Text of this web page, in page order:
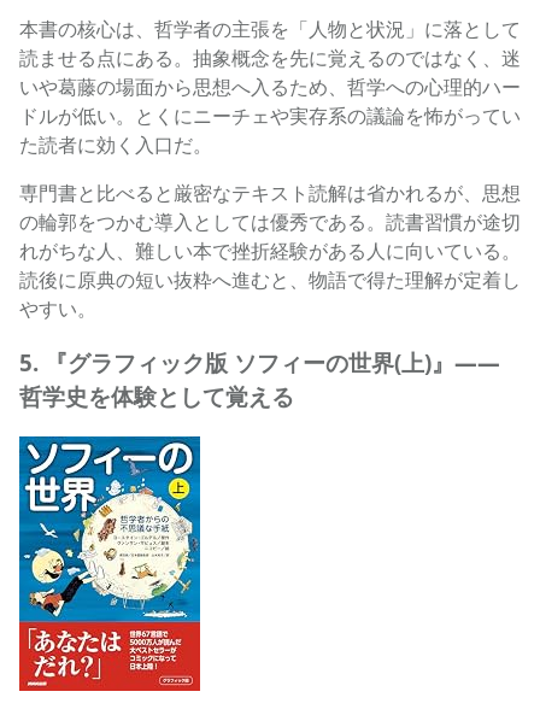
本書の核心は、哲学者の主張を「人物と状況」に落として
読ませる点にある。抽象概念を先に覚えるのではなく、迷
いや葛藤の場面から思想へ入るため、哲学への心理的ハー
ドルが低い。とくにニーチェや実存系の議論を怖がってい
た読者に効く入口だ。
専門書と比べると厳密なテキスト読解は省かれるが、思想
の輪郭をつかむ導入としては優秀である。読書習慣が途切
れがちな人、難しい本で挫折経験がある人に向いている。
読後に原典の短い抜粋へ進むと、物語で得た理解が定着し
やすい。
5. 『グラフィック版 ソフィーの世界(上)』——
哲学史を体験として覚える
グラフィック版 ソフィーの世界(上): 哲学者からの不思議な